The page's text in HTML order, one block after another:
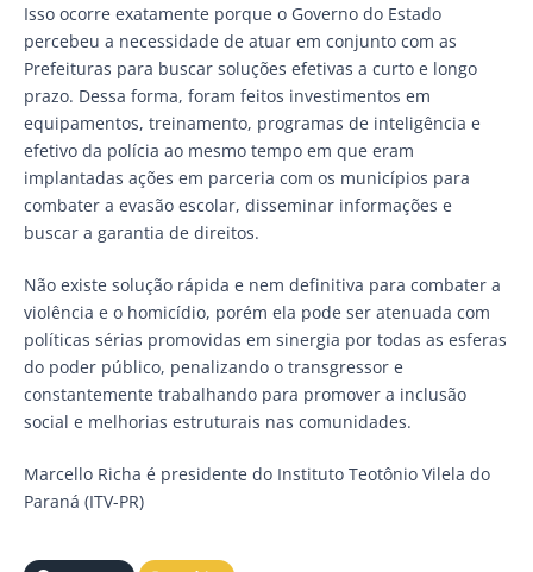
Isso ocorre exatamente porque o Governo do Estado
percebeu a necessidade de atuar em conjunto com as
Prefeituras para buscar soluções efetivas a curto e longo
prazo. Dessa forma, foram feitos investimentos em
equipamentos, treinamento, programas de inteligência e
efetivo da polícia ao mesmo tempo em que eram
implantadas ações em parceria com os municípios para
combater a evasão escolar, disseminar informações e
buscar a garantia de direitos.
Não existe solução rápida e nem definitiva para combater a
violência e o homicídio, porém ela pode ser atenuada com
políticas sérias promovidas em sinergia por todas as esferas
do poder público, penalizando o transgressor e
constantemente trabalhando para promover a inclusão
social e melhorias estruturais nas comunidades.
Marcello Richa é presidente do Instituto Teotônio Vilela do
Paraná (ITV-PR)